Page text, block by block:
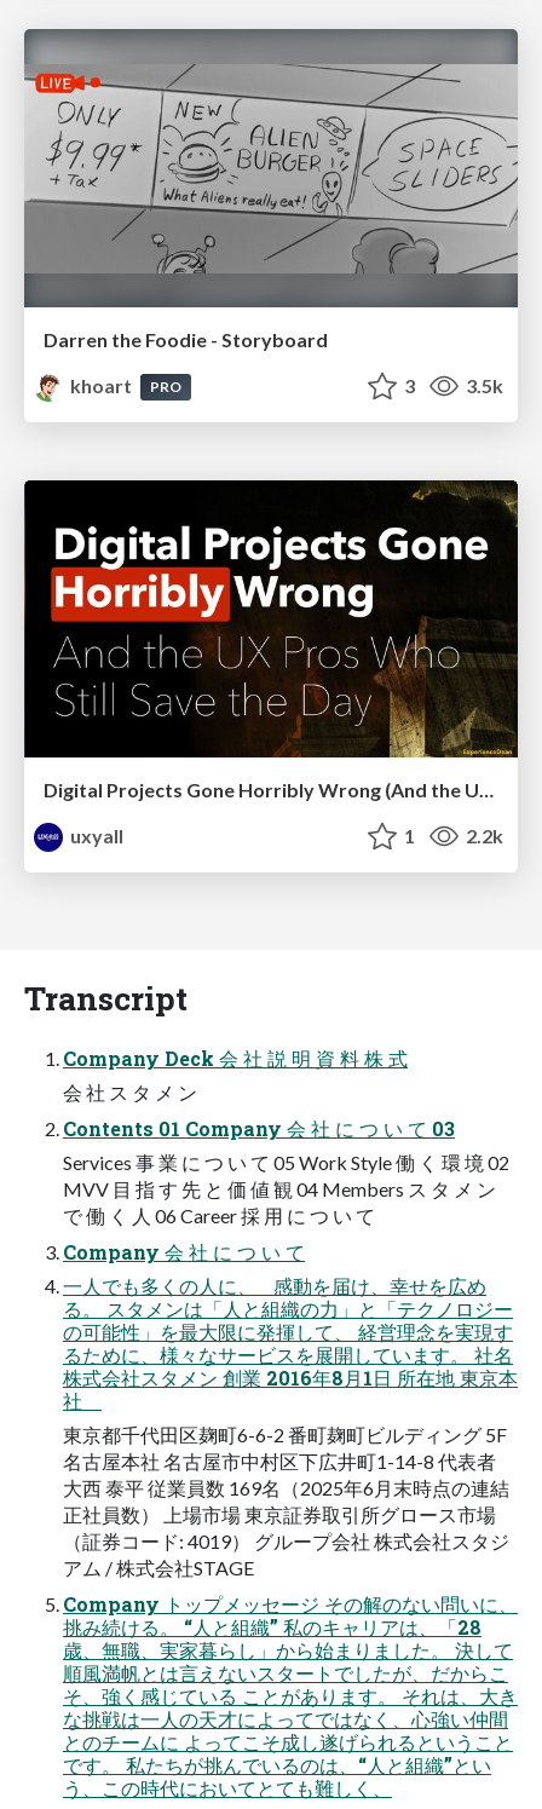
Darren the Foodie - Storyboard
khoart
PRO 3 3.5k
Digital Projects Gone Horribly Wrong (And the UX Pros Who Still Save the Day) - Dean Schuster
uxyall
1 2.2k
Transcript
Company Deck 会 社 説 明 資 料 株 式
会 社 ス タ メ ン
Contents 01 Company 会 社 に つ い て 03
Services 事 業 に つ い て 05 Work Style 働 く 環 境 02
MVV 目 指 す 先 と 価 値 観 04 Members ス タ メ ン
で 働 く 人 06 Career 採 用 に つ い て
Company 会 社 に つ い て
一人でも多くの人に、 感動を届け、幸せを広め
る。 スタメンは「人と組織の力」と「テクノロジー
の可能性」を最大限に発揮して、 経営理念を実現す
るために、様々なサービスを展開しています。 社名
株式会社スタメン 創業 2016年8月1日 所在地 東京本
社
東京都千代田区麹町6-6-2 番町麹町ビルディング 5F
名古屋本社 名古屋市中村区下広井町1-14-8 代表者
大西 泰平 従業員数 169名（2025年6月末時点の連結
正社員数） 上場市場 東京証券取引所グロース市場
（証券コード: 4019） グループ会社 株式会社スタジ
アム / 株式会社STAGE
Company トップメッセージ その解のない問いに、
挑み続ける。 “人と組織⁨⁩” 私のキャリアは、「28
歳、無職、実家暮らし」から始まりました。 決して
順風満帆とは言えないスタートでしたが、だからこ
そ、強く感じている ことがあります。 それは、大き
な挑戦は一人の天才によってではなく、心強い仲間
とのチームに よってこそ成し遂げられるということ
です。 私たちが挑んでいるのは、“人と組織”とい
う、この時代においてとても難しく、